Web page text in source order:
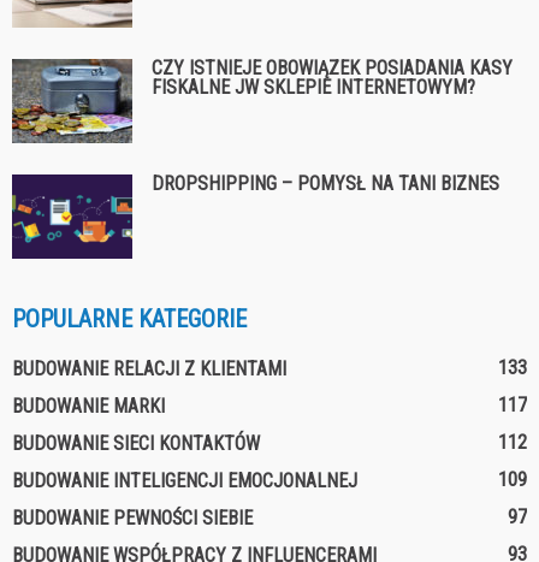
CZY ISTNIEJE OBOWIĄZEK POSIADANIA KASY
FISKALNE JW SKLEPIE INTERNETOWYM?
DROPSHIPPING – POMYSŁ NA TANI BIZNES
POPULARNE KATEGORIE
BUDOWANIE RELACJI Z KLIENTAMI
133
BUDOWANIE MARKI
117
BUDOWANIE SIECI KONTAKTÓW
112
BUDOWANIE INTELIGENCJI EMOCJONALNEJ
109
BUDOWANIE PEWNOŚCI SIEBIE
97
BUDOWANIE WSPÓŁPRACY Z INFLUENCERAMI
93